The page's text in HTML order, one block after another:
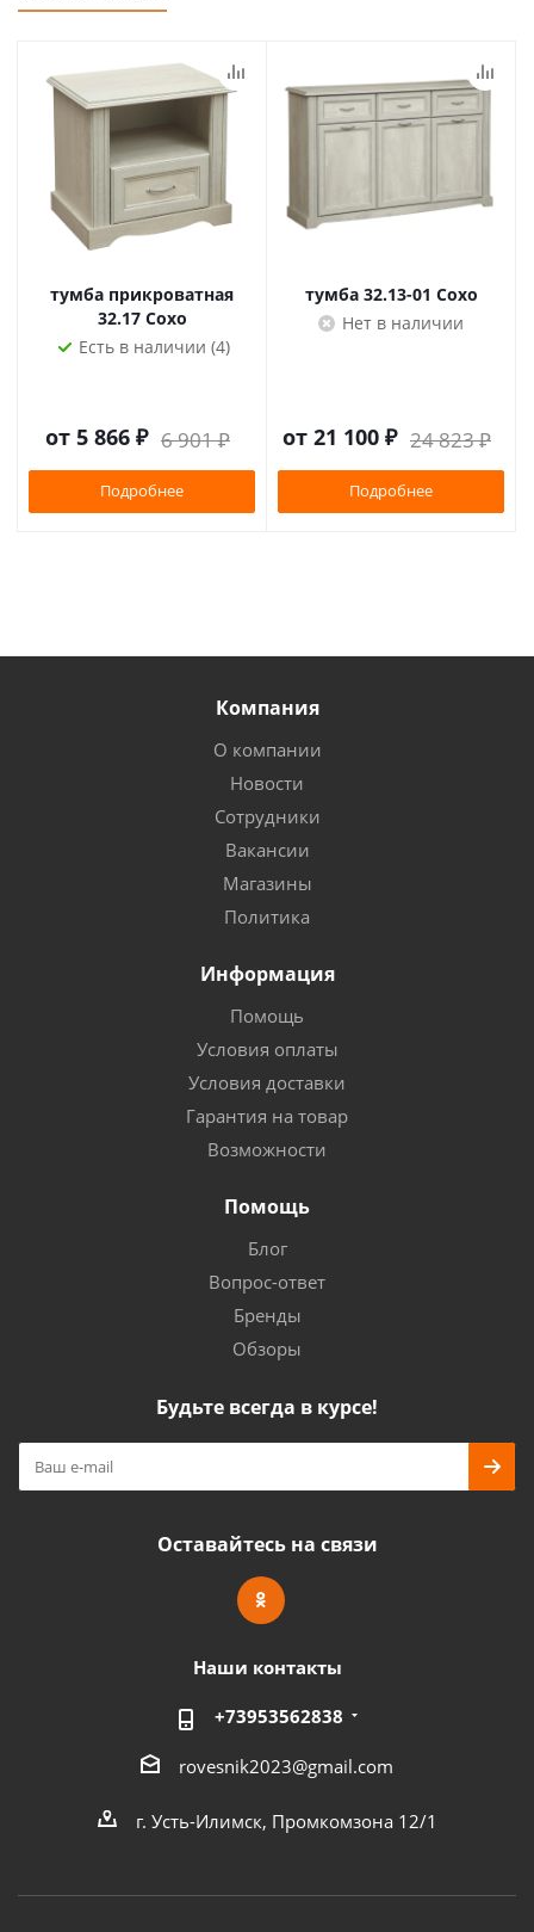
тумба прикроватная
32.17 Сохо
Есть в наличии (4)
от 5 866 ₽ 6 901 ₽
Подробнее
тумба 32.13-01 Сохо
Нет в наличии
от 21 100 ₽ 24 823 ₽
Подробнее
Компания
О компании
Новости
Сотрудники
Вакансии
Магазины
Политика
Информация
Помощь
Условия оплаты
Условия доставки
Гарантия на товар
Возможности
Помощь
Блог
Вопрос-ответ
Бренды
Обзоры
Будьте всегда в курсе!
Оставайтесь на связи
Наши контакты
+73953562838
rovesnik2023@gmail.com
г. Усть-Илимск, Промкомзона 12/1